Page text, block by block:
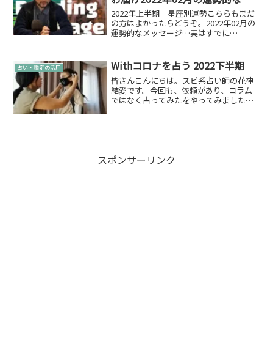
2022年上半期 星座別運勢こちらもまだ
の方はよかったらどうぞ。2022年02月の
運勢的なメッセージ…実はすでに
ーディングメッセージをお届けしていた
のです...
占い・鑑定の活用 Withコロナを占う 2022下半期
皆さんこんにちは。スピ系占い師の花神
結愛です。今回も、依頼があり、コラム
ではなく占ってみたをやってみました。
スポンサーリンク